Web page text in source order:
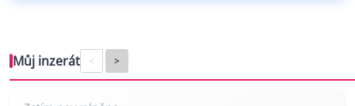
Můj inzerát < >